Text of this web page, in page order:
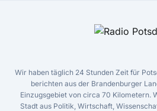
Wir haben täglich 24 Stunden Zeit für
berichten aus der Brandenburger
Einzugsgebiet von circa 70 Kilometern.
Stadt aus Politik, Wirtschaft,